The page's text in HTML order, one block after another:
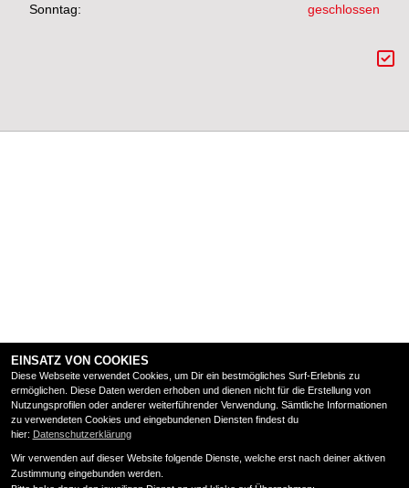
Sonntag:
geschlossen
EINSATZ VON COOKIES
Diese Webseite verwendet Cookies, um Dir ein bestmögliches Surf-Erlebnis zu
ermöglichen. Diese Daten werden erhoben und dienen nicht für die Erstellung von
Nutzungsprofilen oder anderer weiterführender Verwendung. Sämtliche Informationen
zu verwendeten Cookies und eingebundenen Diensten findest du
hier: Datenschutzerklärung
Wir verwenden auf dieser Website folgende Dienste, welche erst nach deiner aktiven
Zustimmung eingebunden werden.